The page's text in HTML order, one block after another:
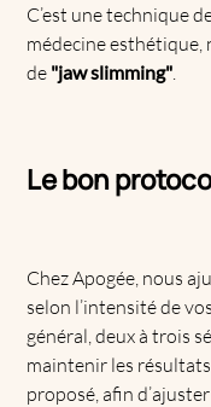
C’est une technique
médecine
de "jaw slimming"
Le bon
Chez Apogée, nous
selon l’intensité de
général, deux à trois
maintenir les
proposé, afin